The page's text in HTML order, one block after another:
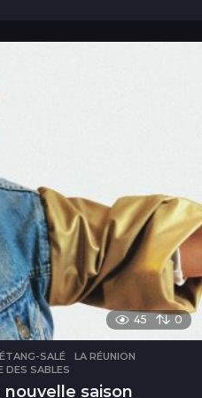
45 0
SALÉ ,LA RÉUNION
DES SABLES
nouvelle saison